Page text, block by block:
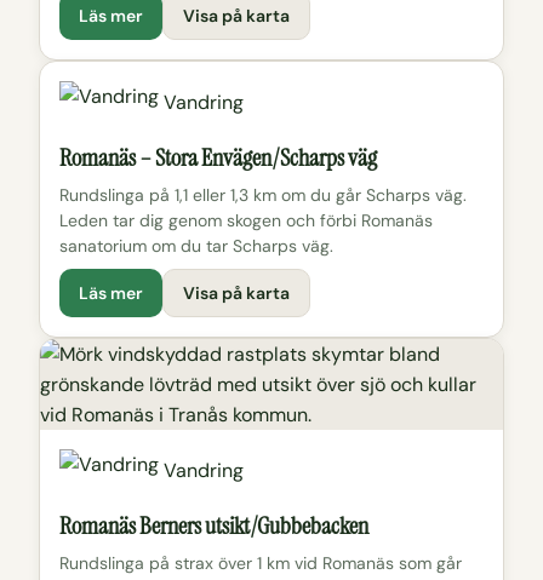
Läs mer Visa på karta
Vandring
Romanäs – Stora Envägen/Scharps väg
Rundslinga på 1,1 eller 1,3 km om du går Scharps väg.
Leden tar dig genom skogen och förbi Romanäs
sanatorium om du tar Scharps väg.
Läs mer Visa på karta
Vandring
Romanäs Berners utsikt/Gubbebacken
Rundslinga på strax över 1 km vid Romanäs som går